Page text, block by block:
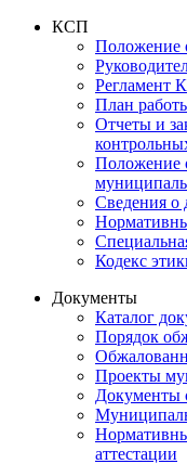
КСП
Регламент
План
Отчеты и
Положение
Сведения о
Кодекс
Документы
Каталог
Порядок
Проекты
Документы
аттестации